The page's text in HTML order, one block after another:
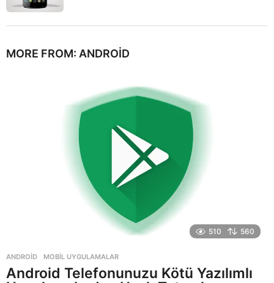
MORE FROM: ANDROID
510 560
ANDROID ,MOBIL UYGULAMALAR
Android Telefonunuzu Kötü Yazılımlı